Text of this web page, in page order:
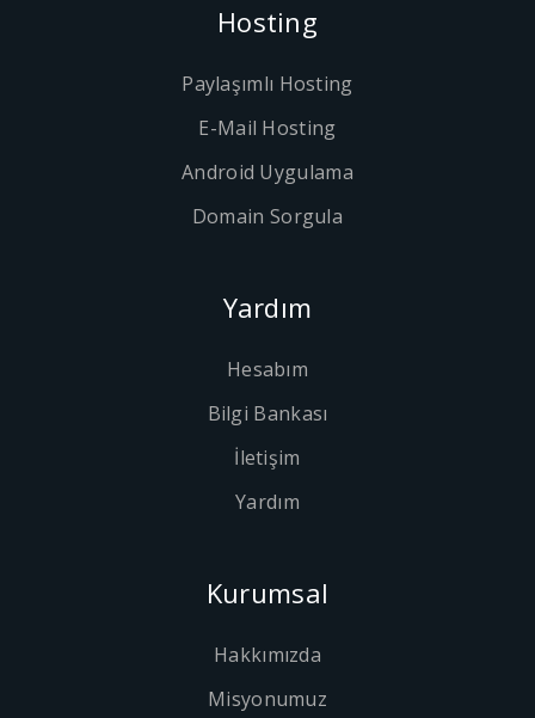
Hosting
Paylaşımlı Hosting
E-Mail Hosting
Android Uygulama
Domain Sorgula
Yardım
Hesabım
Bilgi Bankası
İletişim
Yardım
Kurumsal
Hakkımızda
Misyonumuz